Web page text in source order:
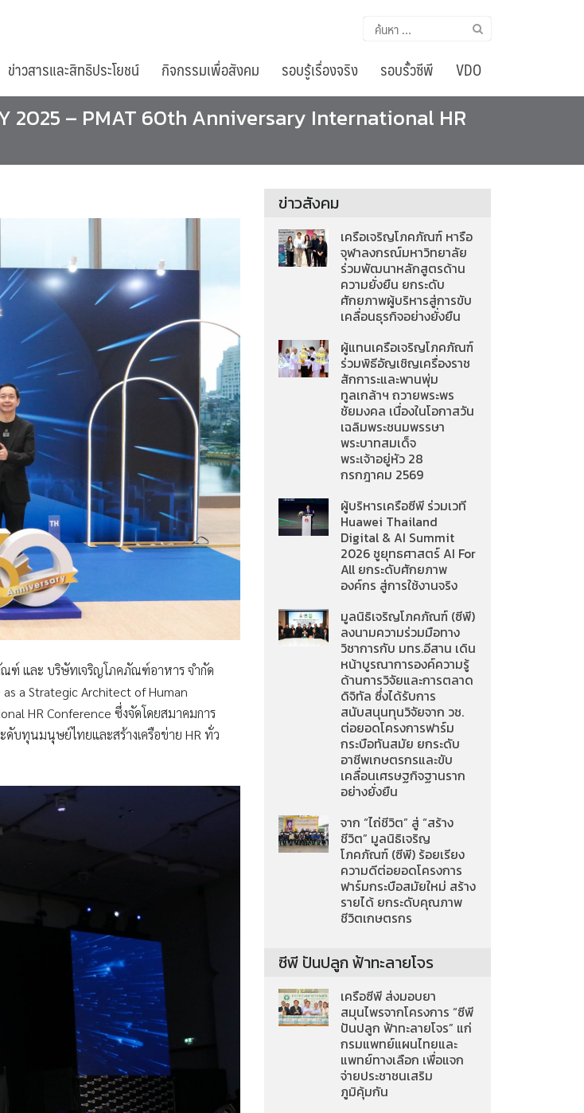
ค้นหา
ข่าวสารและสิทธิประโยชน์ กิจกรรมเพื่อสังคม รอบรู้เรื่องจริง รอบรั้วซีพี VDO
2025 – PMAT 60th Anniversary International HR
ฑ์ และ บริษัทเจริญโภคภัณฑ์อาหาร จำกัด
a Strategic Architect of Human
HR Conference ซึ่งจัดโดยสมาคมการ
ดับทุนมนุษย์ไทยและสร้างเครือข่าย HR ทั่ว
ข่าวสังคม
เครือเจริญโภคภัณฑ์ หารือ
จุฬาลงกรณ์มหาวิทยาลัย
ร่วมพัฒนาหลักสูตรด้าน
ความยั่งยืน ยกระดับ
ศักยภาพผู้บริหารสู่การขับ
เคลื่อนธุรกิจอย่างยั่งยืน
ผู้แทนเครือเจริญโภคภัณฑ์
ร่วมพิธีอัญเชิญเครื่องราช
สักการะและพานพุ่ม
ทูลเกล้าฯ ถวายพระพร
ชัยมงคล เนื่องในโอกาสวัน
เฉลิมพระชนมพรรษา
พระบาทสมเด็จ
พระเจ้าอยู่หัว 28
กรกฎาคม 2569
ผู้บริหารเครือซีพี ร่วมเวที
Huawei Thailand
Digital & AI Summit
2026 ชูยุทธศาสตร์ AI For
All ยกระดับศักยภาพ
องค์กร สู่การใช้งานจริง
มูลนิธิเจริญโภคภัณฑ์ (ซีพี)
ลงนามความร่วมมือทาง
วิชาการกับ มทร.อีสาน เดิน
หน้าบูรณาการองค์ความรู้
ด้านการวิจัยและการตลาด
ดิจิทัล ซึ่งได้รับการ
สนับสนุนทุนวิจัยจาก วช.
ต่อยอดโครงการฟาร์ม
กระบือทันสมัย ยกระดับ
อาชีพเกษตรกรและขับ
เคลื่อนเศรษฐกิจฐานราก
อย่างยั่งยืน
จาก “ไถ่ชีวิต” สู่ “สร้าง
ชีวิต” มูลนิธิเจริญ
โภคภัณฑ์ (ซีพี) ร้อยเรียง
ความดีต่อยอดโครงการ
ฟาร์มกระบือสมัยใหม่ สร้าง
รายได้ ยกระดับคุณภาพ
ชีวิตเกษตรกร
ซีพี ปันปลูก ฟ้าทะลายโจร
เครือซีพี ส่งมอบยา
สมุนไพรจากโครงการ “ซีพี
ปันปลูก ฟ้าทะลายโจร” แก่
กรมแพทย์แผนไทยและ
แพทย์ทางเลือก เพื่อแจก
จ่ายประชาชนเสริม
ภูมิคุ้มกัน